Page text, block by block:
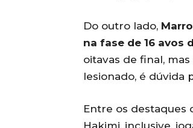
Do outro lado,
na fase de 16 avos
oitavas de final,
lesionado, é dúvida
Entre os destaques
Hakimi, inclusive,